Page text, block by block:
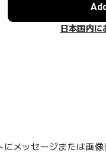
日本国内
メッセージまたは画像